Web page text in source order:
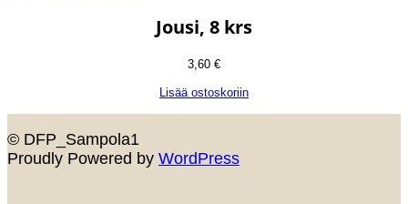
Jousi, 8 krs
3,60 €
Lisää ostoskoriin
© DFP_Sampola1
Proudly Powered by WordPress